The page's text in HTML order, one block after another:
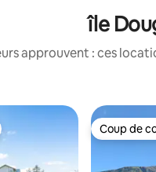
île
approuvent : ces
Coup de
Coup de